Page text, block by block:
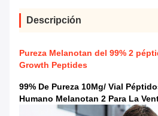
Descripción
Pureza Melanotan del 99% 2
Growth Peptides
99% De Pureza 10Mg/ Vial
Humano Melanotan 2 Para La